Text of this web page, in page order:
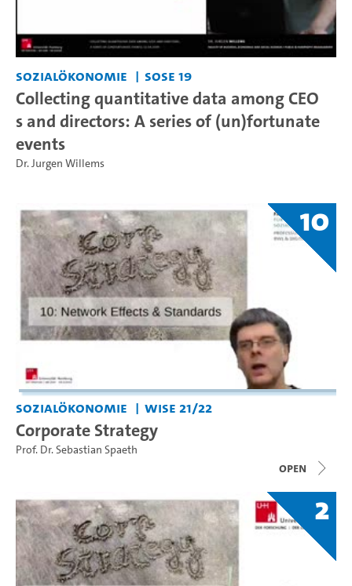
Sozialökonomie SoSe 19
Collecting quantitative data among CEO
s and directors: A series of (un)fortunate
events
Dr. Jurgen Willems
10
Sozialökonomie WiSe 21/22
Corporate Strategy
Prof. Dr. Sebastian Spaeth
open
2